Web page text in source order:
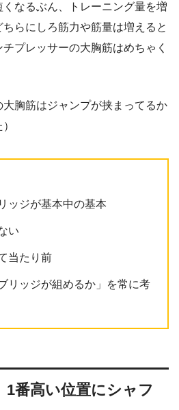
なるぶん、トレーニング量を増
らにしろ筋力や筋量は増えると
プレッサーの大胸筋はめちゃく
大胸筋はジャンプが挟まってるか
ッジが基本中の基本
い
当たり前
リッジが組めるか」を常に考
1番高い位置にシャフ